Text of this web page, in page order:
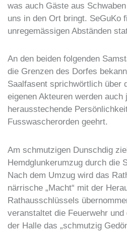
was auch Gäste aus
uns in den Ort bringt. SeGuKo
unregemässigen Abständen
An den beiden folgenden
die Grenzen des Dorfes
Saalfasent sprichwörtlich über
eigenen Akteuren werden auch
herausstechende
Fusswascherorden geehrt.
Am schmutzigen Dunschdig
Hemdglunkerumzug durch die
Nach dem Umzug wird das
närrische „Macht“ mit der
Rathausschlüssels
veranstaltet die Feuerwehr
der Halle das „schmutzig